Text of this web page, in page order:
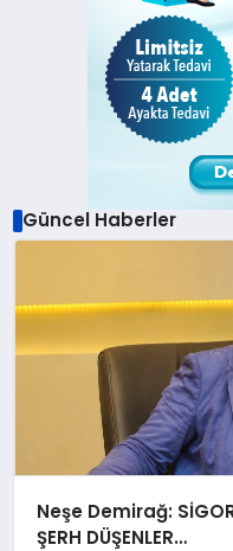
Güncel Haberler
Neşe Demirağ:
ŞERH DÜŞENLER…